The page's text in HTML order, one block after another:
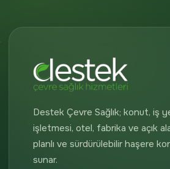
Destek Çevre Sağlık; konut, iş
işletmesi, otel, fabrika ve açık
planlı ve sürdürülebilir haşere
sunar.